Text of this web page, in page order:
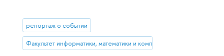
репортаж о событии
Факультет информатики, математики и компьютерных наук